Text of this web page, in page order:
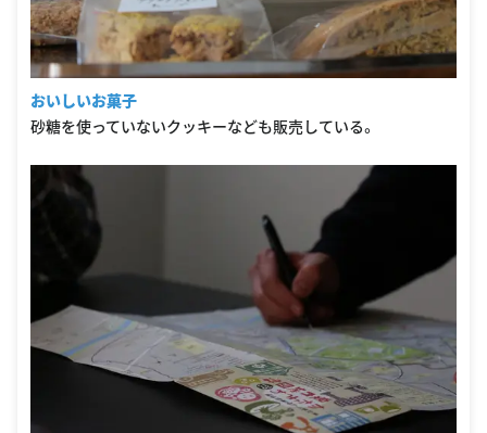
おいしいお菓子
砂糖を使っていないクッキーなども販売している。